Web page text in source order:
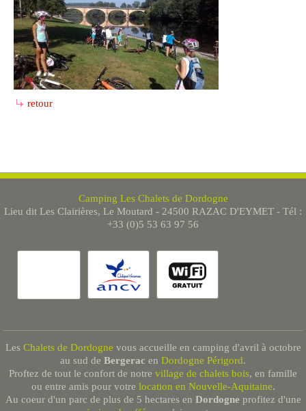
retour
Camping Les Chalets de Dordogne
Lieu dit Les Clairières, Le Moutard - 24500 RAZAC D'EYMET - Tél :
+33 (0)5 53 63 97 56
Les Chalets de Dordogne vous accueille en camping d'avril à octobre
au sud de Bergerac en Dordogne Périgord.
Proftez de tout le confort de notre village de chalets bois, en famille
ou entre amis pour votre location en Nouvelle-Aquitaine.
Au coeur d'un parc de plus de 5 hectares en Dordogne profitez d'une